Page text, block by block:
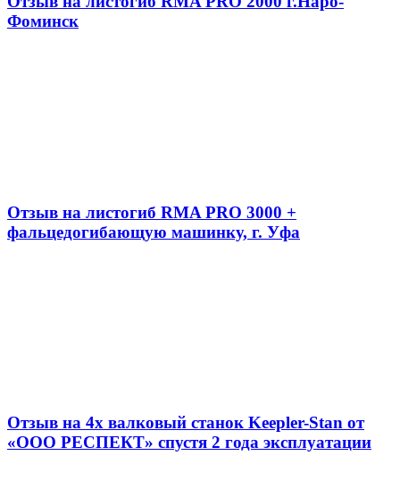
Фоминск
Отзыв на листогиб RMA PRO 3000 +
фальцедогибающую машинку, г. Уфа
Отзыв на 4х валковый станок Keepler-Stan от
«ООО РЕСПЕКТ» спустя 2 года эксплуатации